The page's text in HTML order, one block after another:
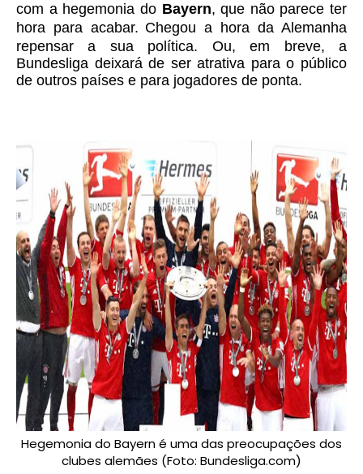
com a hegemonia do Bayern, que não parece ter
hora para acabar. Chegou a hora da Alemanha
repensar a sua política. Ou, em breve, a
Bundesliga deixará de ser atrativa para o público
de outros países e para jogadores de ponta.
Hegemonia do Bayern é uma das preocupações dos
clubes alemães (Foto: Bundesliga.com)